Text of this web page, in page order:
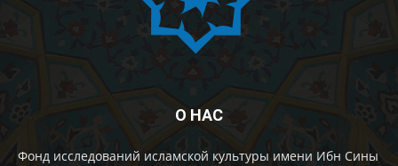
О НАС
Фонд исследований исламской культуры имени Ибн Сины